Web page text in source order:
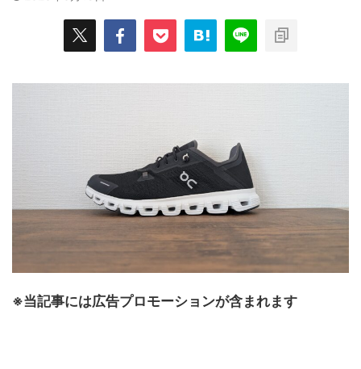
※当記事には広告プロモーションが含まれます